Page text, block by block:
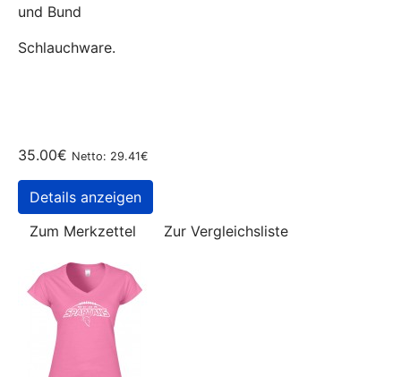
und Bund
Schlauchware.
35.00€ Netto: 29.41€
Details anzeigen
Zum Merkzettel
Zur Vergleichsliste